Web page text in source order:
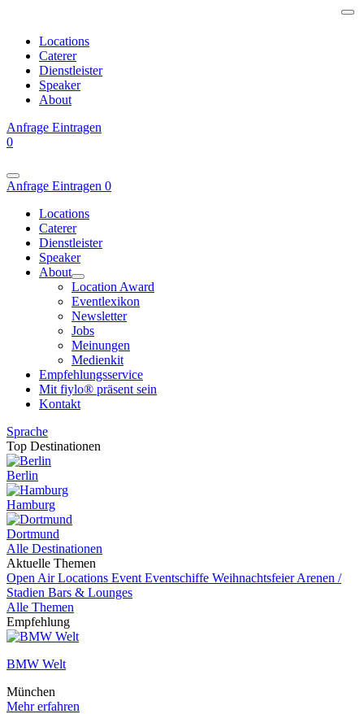
Locations
Caterer
Dienstleister
Speaker
About
Anfrage Eintragen
0
Anfrage Eintragen 0
Locations
Caterer
Dienstleister
Speaker
About
Location Award
Eventlexikon
Newsletter
Jobs
Meinungen
Medienkit
Empfehlungsservice
Mit fiylo® präsent sein
Kontakt
Sprache
Top Destinationen
Berlin
Hamburg
Dortmund
Alle Destinationen
Aktuelle Themen
Open Air Locations Event Eventschiffe WeihnachtsfeierArenen /
Stadien Bars & Lounges
Alle Themen
Empfehlung
BMW Welt
München
Mehr erfahren